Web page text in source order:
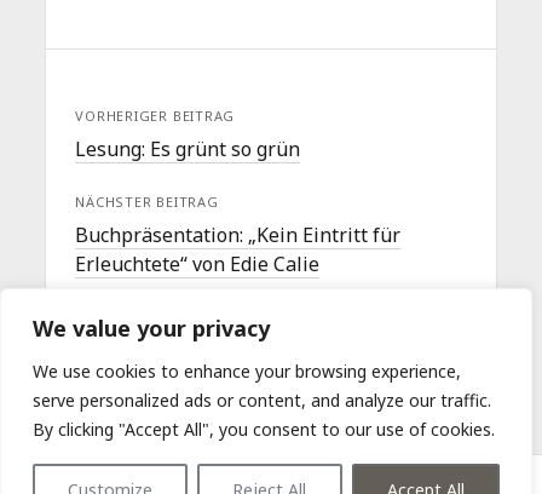
We value your privacy
We use cookies to enhance your browsing experience,
serve personalized ads or content, and analyze our traffic.
By clicking "Accept All", you consent to our use of cookies.
VORHERIGER BEITRAG
Lesung: Es grünt so grün
NÄCHSTER BEITRAG
Buchpräsentation: „Kein Eintritt für
Erleuchtete“ von Edie Calie